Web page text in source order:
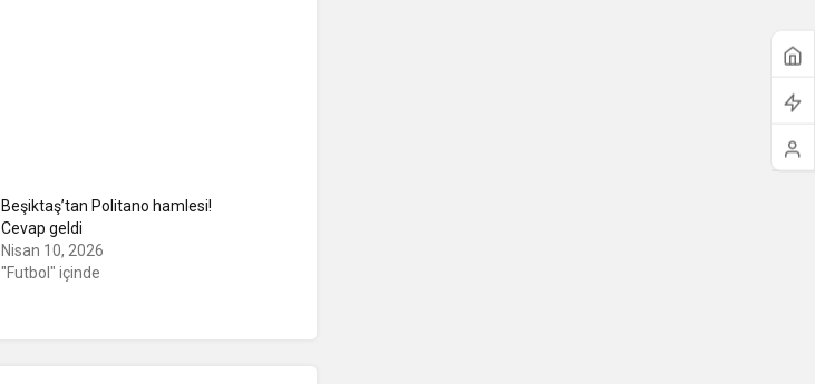
Beşiktaş’tan Politano hamlesi!
Cevap geldi
Nisan 10, 2026
"Futbol" içinde